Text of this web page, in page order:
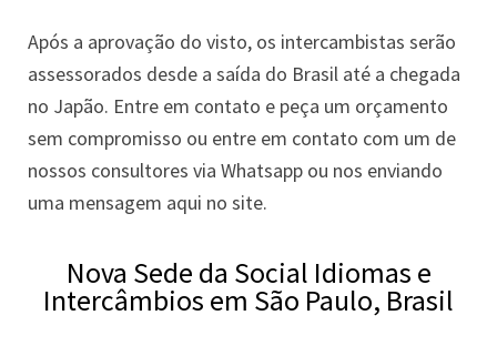
Após a aprovação do visto, os intercambistas serão
assessorados desde a saída do Brasil até a chegada
no Japão. Entre em contato e peça um orçamento
sem compromisso ou entre em contato com um de
nossos consultores via Whatsapp ou nos enviando
uma mensagem aqui no site.
Nova Sede da Social Idiomas e
Intercâmbios em São Paulo, Brasil